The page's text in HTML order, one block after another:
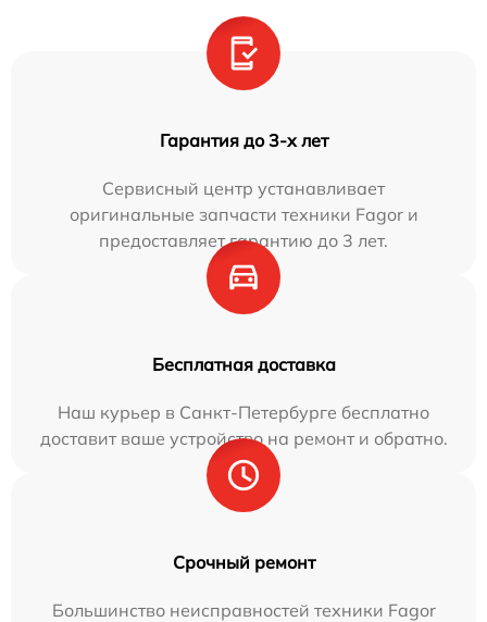
Гарантия до 3-х лет
Сервисный центр устанавливает
оригинальные запчасти техники Fagor и
предоставляет гарантию до 3 лет.
Бесплатная доставка
Наш курьер в Санкт-Петербурге бесплатно
доставит ваше устройство на ремонт и обратно.
Срочный ремонт
Большинство неисправностей техники Fagor